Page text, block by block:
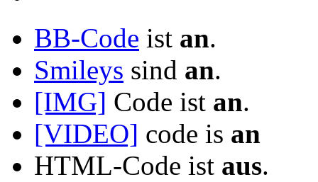
BB-Code ist an.
Smileys sind an.
[IMG] Code ist an.
[VIDEO] code is an
HTML-Code ist aus.